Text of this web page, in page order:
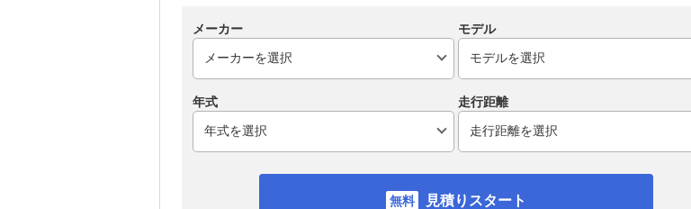
メーカー モデル
年式 走行距離
見積りスタート